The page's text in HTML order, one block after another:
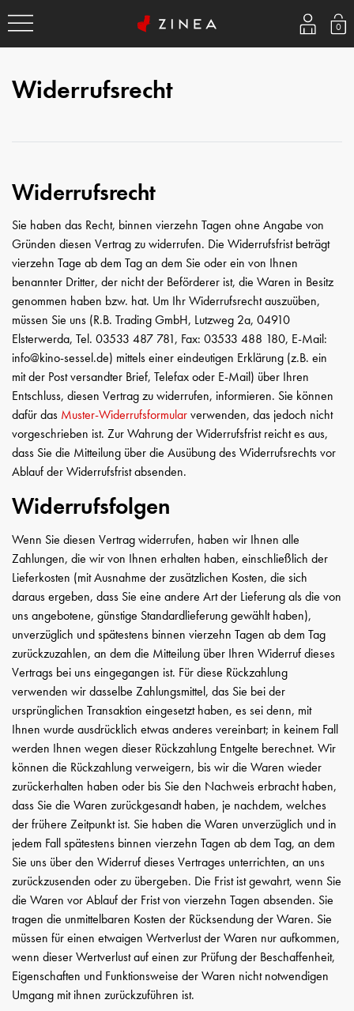
Widerrufs­recht
Widerrufsrecht
Sie haben das Recht, binnen vierzehn Tagen ohne Angabe von
Gründen diesen Vertrag zu widerrufen. Die Widerrufsfrist beträgt
vierzehn Tage ab dem Tag an dem Sie oder ein von Ihnen
benannter Dritter, der nicht der Beförderer ist, die Waren in Besitz
genommen haben bzw. hat. Um Ihr Widerrufsrecht auszuüben,
müssen Sie uns (R.B. Trading GmbH, Lutzweg 2a, 04910
Elsterwerda, Tel. 03533 487 781, Fax: 03533 488 180, E-Mail:
info@kino-sessel.de) mittels einer eindeutigen Erklärung (z.B. ein
mit der Post versandter Brief, Telefax oder E-Mail) über Ihren
Entschluss, diesen Vertrag zu widerrufen, informieren. Sie können
dafür das Muster-Widerrufsformularverwenden, das jedoch nicht
vorgeschrieben ist. Zur Wahrung der Widerrufsfrist reicht es aus,
dass Sie die Mitteilung über die Ausübung des Widerrufsrechts vor
Ablauf der Widerrufsfrist absenden.
Widerrufsfolgen
Wenn Sie diesen Vertrag widerrufen, haben wir Ihnen alle
Zahlungen, die wir von Ihnen erhalten haben, einschließlich der
Lieferkosten (mit Ausnahme der zusätzlichen Kosten, die sich
daraus ergeben, dass Sie eine andere Art der Lieferung als die von
uns angebotene, günstige Standardlieferung gewählt haben),
unverzüglich und spätestens binnen vierzehn Tagen ab dem Tag
zurückzuzahlen, an dem die Mitteilung über Ihren Widerruf dieses
Vertrags bei uns eingegangen ist. Für diese Rückzahlung
verwenden wir dasselbe Zahlungsmittel, das Sie bei der
ursprünglichen Transaktion eingesetzt haben, es sei denn, mit
Ihnen wurde ausdrücklich etwas anderes vereinbart; in keinem Fall
werden Ihnen wegen dieser Rückzahlung Entgelte berechnet. Wir
können die Rückzahlung verweigern, bis wir die Waren wieder
zurückerhalten haben oder bis Sie den Nachweis erbracht haben,
dass Sie die Waren zurückgesandt haben, je nachdem, welches
der frühere Zeitpunkt ist. Sie haben die Waren unverzüglich und in
jedem Fall spätestens binnen vierzehn Tagen ab dem Tag, an dem
Sie uns über den Widerruf dieses Vertrages unterrichten, an uns
zurückzusenden oder zu übergeben. Die Frist ist gewahrt, wenn Sie
die Waren vor Ablauf der Frist von vierzehn Tagen absenden. Sie
tragen die unmittelbaren Kosten der Rücksendung der Waren. Sie
müssen für einen etwaigen Wertverlust der Waren nur aufkommen,
wenn dieser Wertverlust auf einen zur Prüfung der Beschaffenheit,
Eigenschaften und Funktionsweise der Waren nicht notwendigen
Umgang mit ihnen zurückzuführen ist.
0